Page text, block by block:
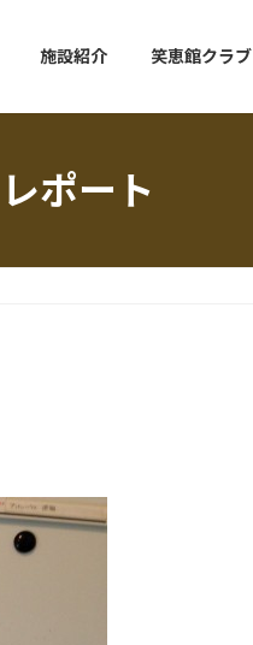
施設紹介 笑恵館クラブ
ポート